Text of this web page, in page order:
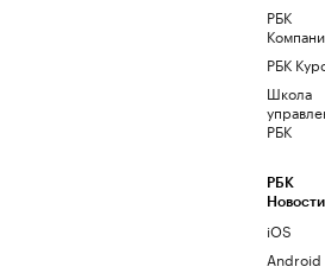
РБК
РБК
Школа
РБК
РБК
Новости
iOS
Android